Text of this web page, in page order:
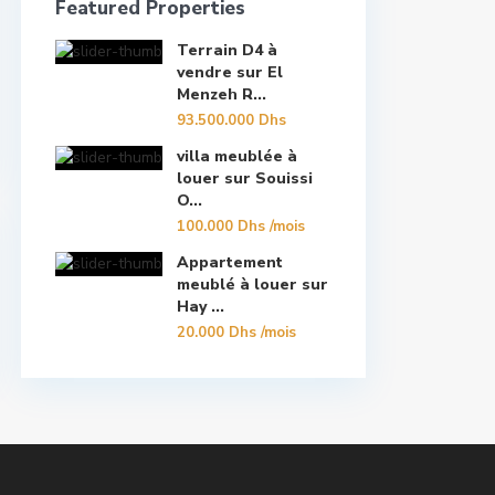
Featured Properties
Terrain D4 à
vendre sur El
Menzeh R...
93.500.000 Dhs
villa meublée à
louer sur Souissi
O...
100.000 Dhs/mois
Appartement
meublé à louer sur
Hay ...
20.000 Dhs/mois